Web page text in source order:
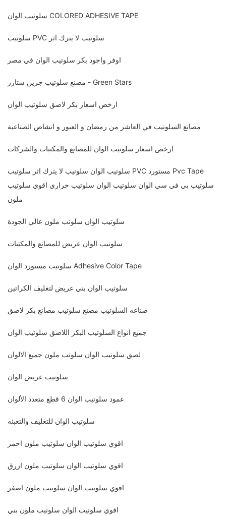
سلوتيب الوان COLORED ADHESIVE TAPE
سلوتيب PVC سلوتيب لا يترك اثر
اوفر واجود بكر سلوتيب الوان في مصر
مصنع سلوتيب جرين ستارز - Green Stars
ارخص اسعار بكر لاصق سلوتيب الوان
مصانع السلوتيب في العاشر من رمضان و العبور و انشاص الصناعية
ارخص اسعار سلوتيب الوان للمصانع والمكتبات والشركات
سلوتيب الوان سلوتيب لا يترك اثر سلوتيب PVC مستورد Pvc Tape
سلوتيب بي في سي الوان سلوتيب الوان سلوتيب حراري اقوي سلوتيب
ملون
سلوتيب الوان سلوتب ملون عالي الجودة
سلوتيب الوان عريض للمصانع والمكتبات
سلوتيب مستورد الوان Adhesive Color Tape
سلوتيب الوان بني عريض لتغليف الكراتين
صناعه السلوتيب مصنع سلوتيب مصانع بكر لاصق
جميع انواع السلوتيب البكر اللاصق سلوتيب الوان
لصق سلوتيب الوان سلوتب ملون جميع الالوان
سلوتيب عريض الوان
عمود سلوتيب الوان 6 قطع متعدد الألوان
سلوتيب الوان للتغليف والتعبئه
اقوي سلوتيب الوان سلوتيب ملون احمر
اقوي سلوتيب الوان سلوتيب ملون ازرق
اقوي سلوتيب الوان سلوتيب ملون اصفر
اقوي سلوتيب الوان سلوتيب ملون بني